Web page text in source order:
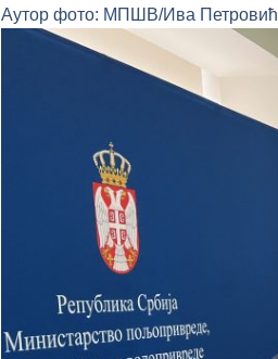
Аутор фото: МПШВ/Ива Петровић